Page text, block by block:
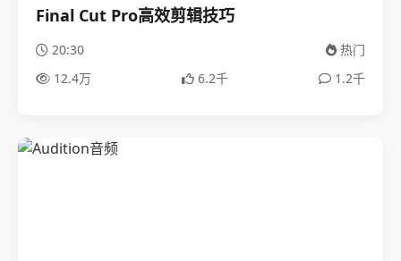
Final Cut Pro高效剪辑技巧
20:30
热门
12.4万
6.2千 1.2千